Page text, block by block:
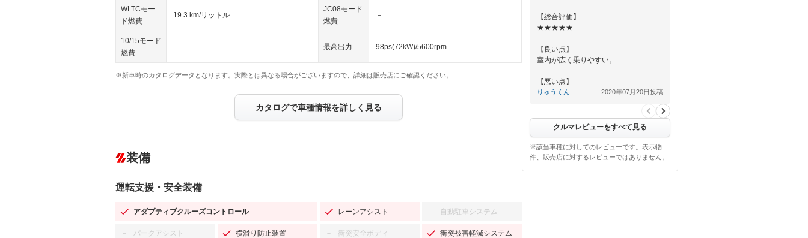
WLTCモー
ド燃費
19.3 km/リットル
JC08モード
燃費
－
10/15モード
燃費
－ 最高出力 98ps(72kW)/5600rpm
※新車時のカタログデータとなります。実際とは異なる場合がございますので、詳細は販売店にご確認ください。
カタログで車種情報を詳しく見る
装備
運転支援・安全装備
アダプティブクルーズコントロール レーンアシスト － 自動駐車システム
－ パークアシスト 横滑り防止装置 － 衝突安全ボディ 衝突被害軽減システム
【総合評価】
★★★★★
【良い点】
室内が広く乗りやすい。
【悪い点】
プロパイロット、駐車支援などの機能
りゅうくん 2020年07月20日投稿
クルマレビューをすべて見る
※該当車種に対してのレビューです。表示物
件、販売店に対するレビューではありません。